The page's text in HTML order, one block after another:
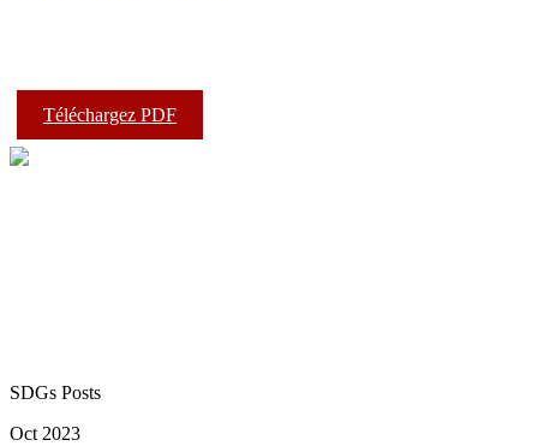
Téléchargez PDF
SDGs Posts
Oct 2023